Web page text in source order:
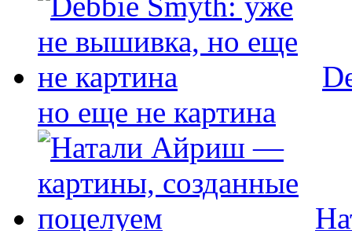
но еще не картина